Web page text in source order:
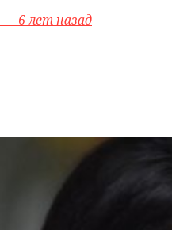
6 лет назад